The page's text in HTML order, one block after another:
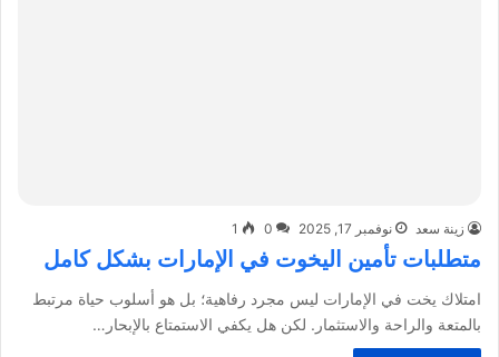
زينة سعد نوفمبر 17, 2025 0
1
متطلبات تأمين اليخوت في الإمارات بشكل كامل
امتلاك يخت في الإمارات ليس مجرد رفاهية؛ بل هو أسلوب حياة مرتبط
بالمتعة والراحة والاستثمار. لكن هل يكفي الاستمتاع بالإبحار…